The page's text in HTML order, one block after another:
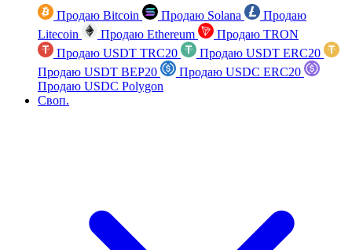
Продаю Bitcoin Продаю Solana
Продаю
Litecoin
Продаю Ethereum
Продаю TRON
Продаю USDT TRC20
Продаю USDT ERC20
Продаю USDT BEP20
Продаю USDC ERC20
Продаю USDC Polygon
Своп.